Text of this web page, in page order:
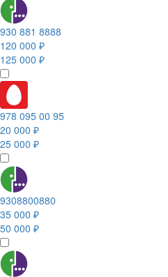
930 881 8888
120 000 ₽
125 000 ₽
978 095 00 95
20 000 ₽
25 000 ₽
9308800880
35 000 ₽
50 000 ₽